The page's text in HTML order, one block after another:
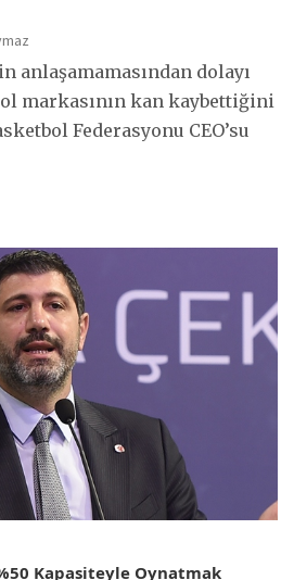
anlaşamamasından dolayı
markasının kan kaybettiğini
Federasyonu CEO’su
Kapasiteyle Oynatmak